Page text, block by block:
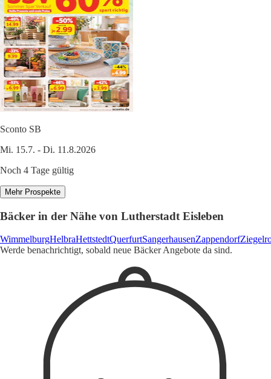
Sconto SB
Mi. 15.7. - Di. 11.8.2026
Noch 4 Tage gültig
Mehr Prospekte
Bäcker in der Nähe von Lutherstadt Eisleben
WimmelburgHelbraHettstedtQuerfurtSangerhausenZappendorf
Werde benachrichtigt, sobald neue Bäcker Angebote da sind.